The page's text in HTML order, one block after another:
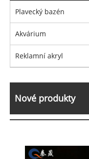
Plavecký bazén
Akvárium
Reklamní akryl
Nové produkty